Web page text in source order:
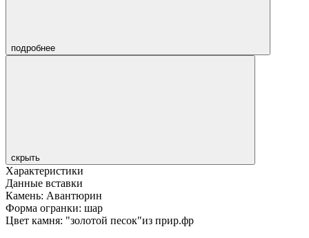
подробнее
скрыть
Характеристики
Данные вставки
Камень: Авантюрин
Форма огранки: шар
Цвет камня: "золотой песок"из прир.фр